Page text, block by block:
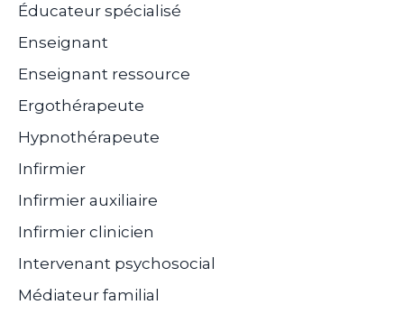
Éducateur spécialisé
Enseignant
Enseignant ressource
Ergothérapeute
Hypnothérapeute
Infirmier
Infirmier auxiliaire
Infirmier clinicien
Intervenant psychosocial
Médiateur familial